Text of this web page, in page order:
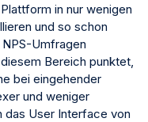
in nur wenigen
und so schon
Umfragen
Bereich punktet,
bei eingehender
und weniger
das User Interface von